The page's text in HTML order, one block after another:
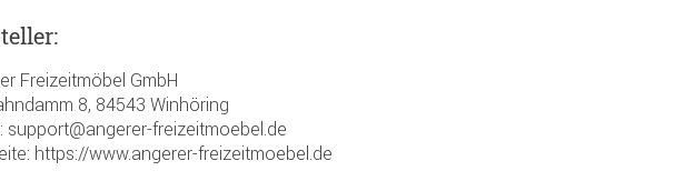
Freizeitmöbel GmbH
8, 84543 Winhöring
support@angerer-freizeitmoebel.de
https://www.angerer-freizeitmoebel.de